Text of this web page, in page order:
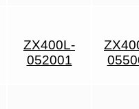
ZX400L-
052001